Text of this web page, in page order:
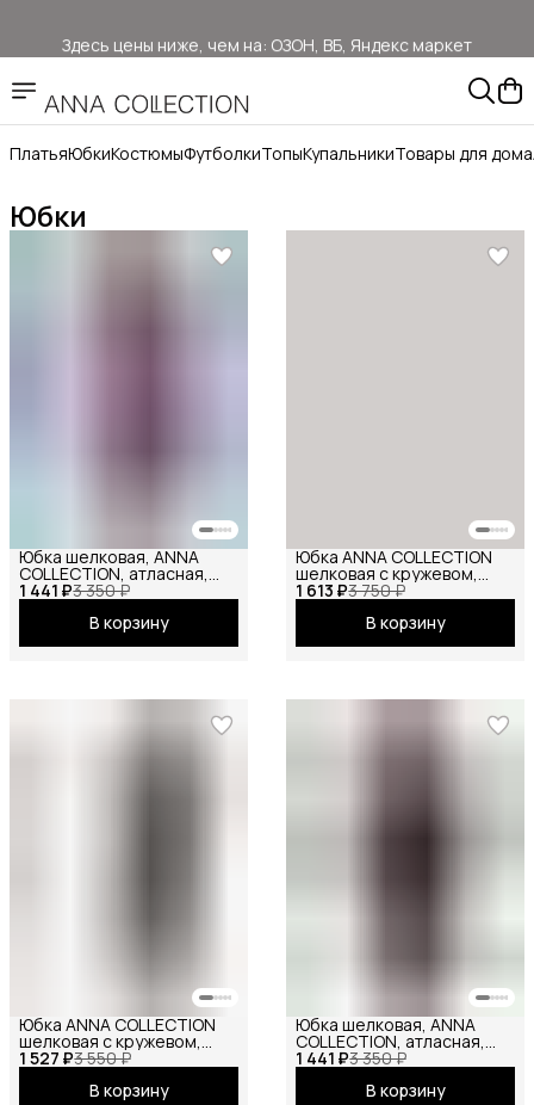
Официальный сайт бренда ANNA COLLECTION
ПлатьяЮбкиКостюмыФутболкиТопыКупальникиТовары для дома
Юбки
1 441 ₽3 350 ₽
Юбка шелковая, ANNA
COLLECTION, атласная,
летняя, праздничная,
повседневная, офисная,
школьная на резинке миди
В корзину
1 613 ₽3 750 ₽
Юбка ANNA COLLECTION
шелковая с кружевом,
весенняя, праздничная,
офисная, школьная на
резинке миди, молочный
В корзину
1 527 ₽3 550 ₽
Юбка ANNA COLLECTION
шелковая с кружевом,
весенняя, праздничная,
резинке миди, черный
В корзину
1 441 ₽3 350 ₽
Юбка шелковая, ANNA
COLLECTION, атласная,
весенняя, праздничная,
школьная на резинке мини
В корзину